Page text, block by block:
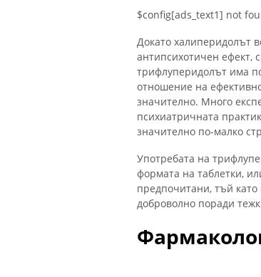
$config[ads_text1] not
Докато халиперидолът
антипсихотичен ефект,
трифлуперидолът има
отношение на
значително. Много
психиатричната
значително по-малко
Употребата на
формата на таблетки,
предпочитани, тъй
доброволно поради